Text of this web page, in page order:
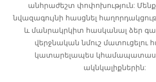
անհրաժեշտ փոփոխություն:
նվազագույնի հասցնել
և մանրակրկիտ հասկանալ ձեր
վերջնական նմուշ մատուցելու
կատարելապես
ակնկալիքներին: